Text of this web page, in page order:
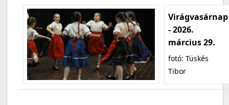
Virágvasárnap
- 2026.
március 29.
fotó: Tüskés
Tibor